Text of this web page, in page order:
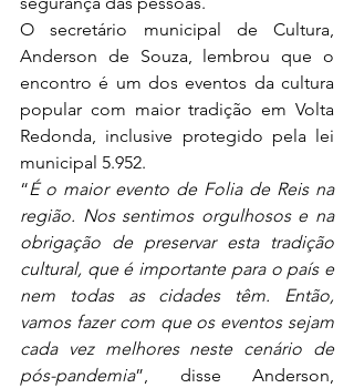
O secretário municipal de Cultura,
Anderson de Souza, lembrou que o
encontro é um dos eventos da cultura
popular com maior tradição em Volta
Redonda, inclusive protegido pela lei
municipal 5.952.
“É o maior evento de Folia de Reis na
região. Nos sentimos orgulhosos e na
obrigação de preservar esta tradição
cultural, que é importante para o país e
nem todas as cidades têm. Então,
vamos fazer com que os eventos sejam
cada vez melhores neste cenário de
pós-pandemia”, disse Anderson,